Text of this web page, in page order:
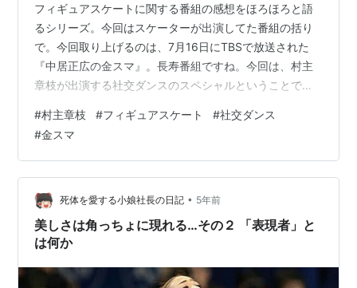
フィギュアスケートに関する番組の感想をほろほろと語
るシリーズ。今回はスケーターが出演してた番組の括り
で。今回取り上げるのは、7月16日にTBSで放送された
『中居正広の金スマ』。長寿番組ですね。今回は、村主
章枝が出演する社交ダンスのスペシャルということで視
成績なのに、ずっと納得いってなかったらしい村主さん
がめっちゃらしくてねえ。だって彼女、30代になっても
ずっと現役続けてた選手でしたものね。闘争本能なんだ
ろうなあ…。そもそもフィギュアスケートで世界と戦っ
てた人ですからねえ。オリンピック4位ですよ。そりゃ負
けたくないよなあ。しかし、猛特訓を開始し…
#村主章枝 #フィギュアスケート #社交ダンス
#金スマ
死体を愛する小娘社長の日記 • 5年前
美しさは角っちょに現れる…その２ 「表現者」と
は何か